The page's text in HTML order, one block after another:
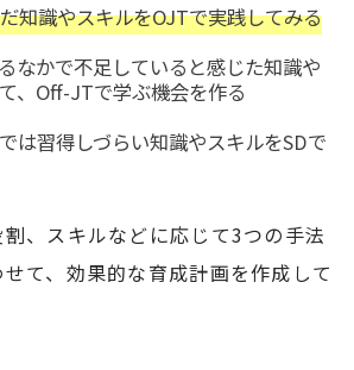
知識やスキルをOJTで実践してみる
なかで不足していると感じた知識や
、Off-JTで学ぶ機会を作る
は習得しづらい知識やスキルをSDで
、スキルなどに応じて3つの手法
て、効果的な育成計画を作成して